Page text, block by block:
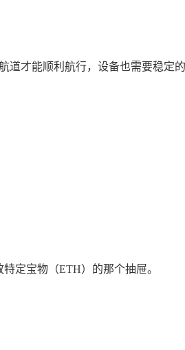
才能顺利航行，设备也需要稳定
定宝物（ETH）的那个抽屉。